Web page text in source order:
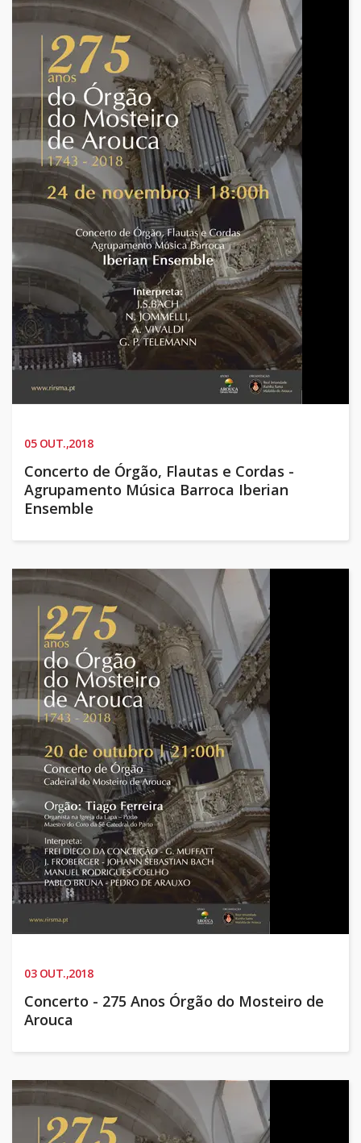
05OUT.,2018
Concerto de Órgão, Flautas e Cordas -
Agrupamento Música Barroca Iberian
Ensemble
03OUT.,2018
Concerto - 275 Anos Órgão do Mosteiro de
Arouca